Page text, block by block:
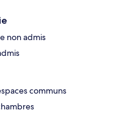
non admis
communs